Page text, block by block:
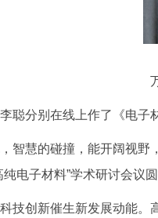
万
分别在线上作了《电子材
慧的碰撞，能开阔视野
电子材料”学术研讨会议圆
创新催生新发展动能。